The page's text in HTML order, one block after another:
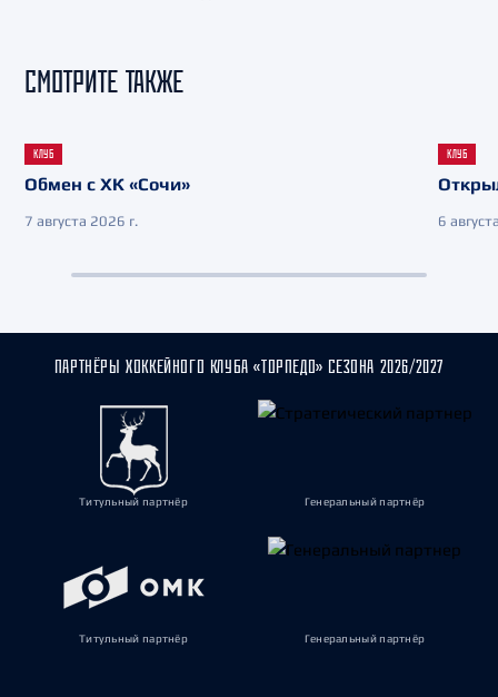
СМОТРИТЕ ТАКЖЕ
КЛУБ
Обмен с ХК «Сочи»
7 августа 2026 г.
КЛУБ
6
ПАРТНЁРЫ ХОККЕЙНОГО КЛУБА «ТОРПЕДО» СЕЗОНА 2026/2027
Титульный партнёр Генеральный партнёр
Титульный партнёр Генеральный партнёр